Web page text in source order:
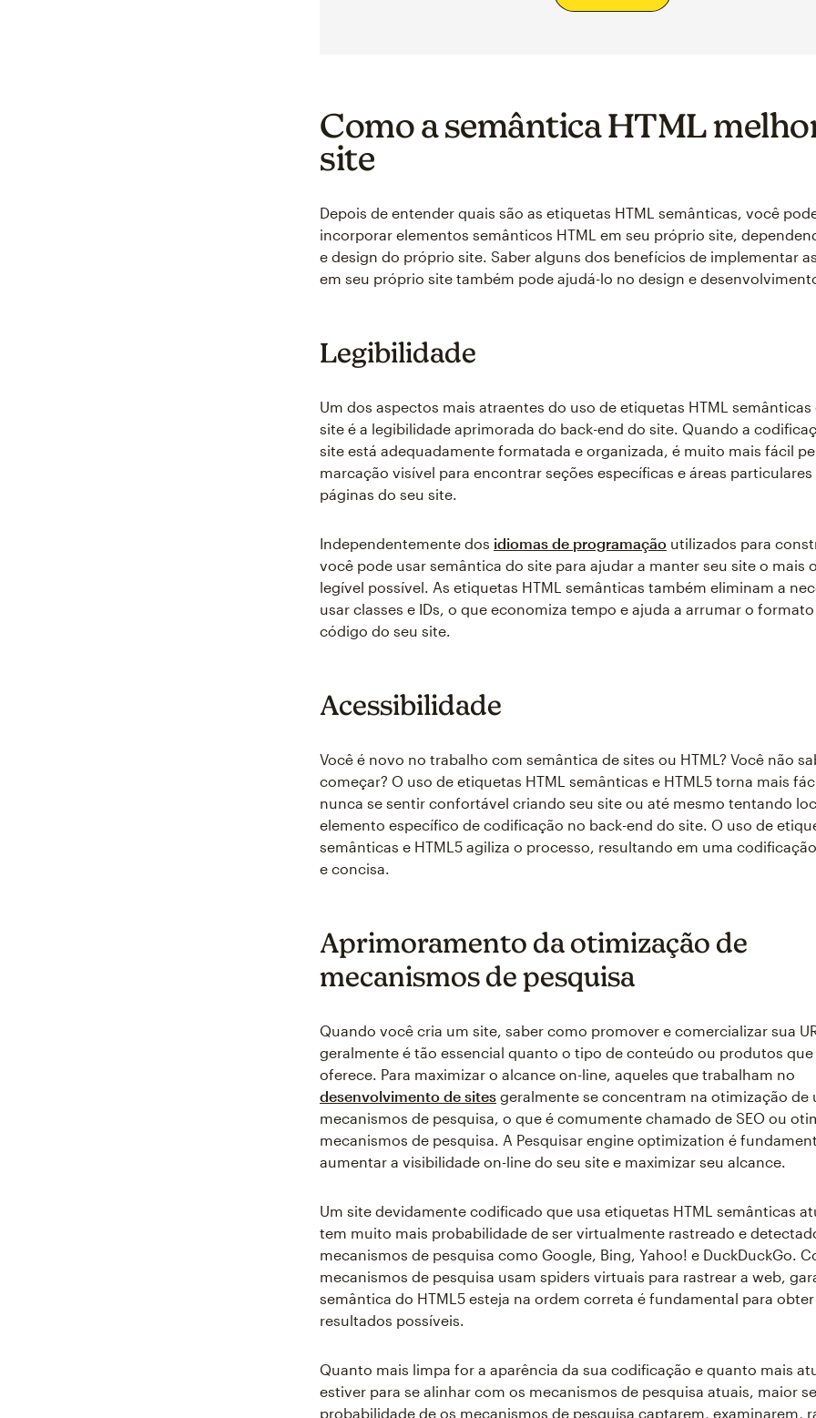
Como a semântica HTML
site
Depois de entender quais são as etiquetas HTML semânticas, você
incorporar elementos semânticos HTML em seu próprio site,
e design do próprio site. Saber alguns dos benefícios de implementar
em seu próprio site também pode ajudá-lo no design e
Legibilidade
Um dos aspectos mais atraentes do uso de etiquetas HTML
site é a legibilidade aprimorada do back-end do site. Quando a
site está adequadamente formatada e organizada, é muito mais fácil
marcação visível para encontrar seções específicas e áreas particulares
páginas do seu site.
Independentemente dos idiomas de programação utilizados para
você pode usar semântica do site para ajudar a manter seu site o mais
legível possível. As etiquetas HTML semânticas também eliminam a
usar classes e IDs, o que economiza tempo e ajuda a arrumar o
código do seu site.
Acessibilidade
Você é novo no trabalho com semântica de sites ou HTML? Você não
começar? O uso de etiquetas HTML semânticas e HTML5 torna mais
nunca se sentir confortável criando seu site ou até mesmo tentando
elemento específico de codificação no back-end do site. O uso de
semânticas e HTML5 agiliza o processo, resultando em uma
e concisa.
Aprimoramento da otimização de
mecanismos de pesquisa
Quando você cria um site, saber como promover e comercializar sua
geralmente é tão essencial quanto o tipo de conteúdo ou produtos
oferece. Para maximizar o alcance on-line, aqueles que trabalham no
desenvolvimento de sites geralmente se concentram na otimização de
mecanismos de pesquisa, o que é comumente chamado de SEO ou
mecanismos de pesquisa. A Pesquisar engine optimization é
aumentar a visibilidade on-line do seu site e maximizar seu alcance.
Um site devidamente codificado que usa etiquetas HTML semânticas
tem muito mais probabilidade de ser virtualmente rastreado e
mecanismos de pesquisa como Google, Bing, Yahoo! e DuckDuckGo.
mecanismos de pesquisa usam spiders virtuais para rastrear a web,
semântica do HTML5 esteja na ordem correta é fundamental para
resultados possíveis.
Quanto mais limpa for a aparência da sua codificação e quanto mais
estiver para se alinhar com os mecanismos de pesquisa atuais, maior
probabilidade de os mecanismos de pesquisa captarem, examinarem,